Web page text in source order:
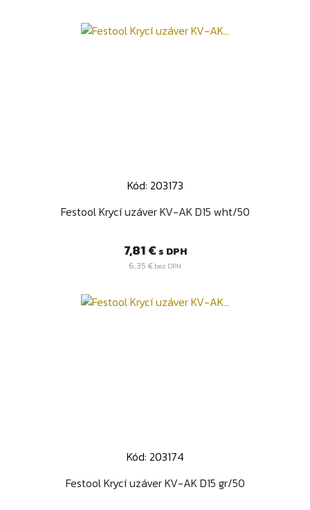
Kód: 203173
Festool Krycí uzáver KV-AK D15 wht/50
Cena
7,81 € s DPH
6,35 € bez DPH
Kód: 203174
Festool Krycí uzáver KV-AK D15 gr/50